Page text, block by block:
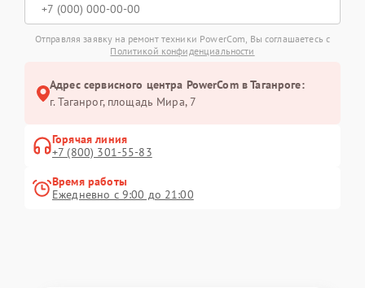
Отправляя заявку на ремонт техники PowerCom, Вы соглашаетесь с
Политикой конфиденциальности
Адрес сервисного центра PowerCom в Таганроге:
г. Таганрог, площадь Мира, 7
Горячая линия
+7 (800) 301-55-83
Время работы
Ежедневно с 9:00 до 21:00